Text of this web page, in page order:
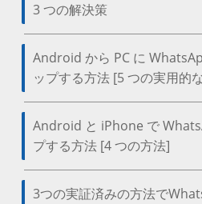
3 つの解決策
Android から PC に
ップする方法 [5 つの実用的
Android と iPhone で
プする方法 [4 つの方法]
3つの実証済みの方法で